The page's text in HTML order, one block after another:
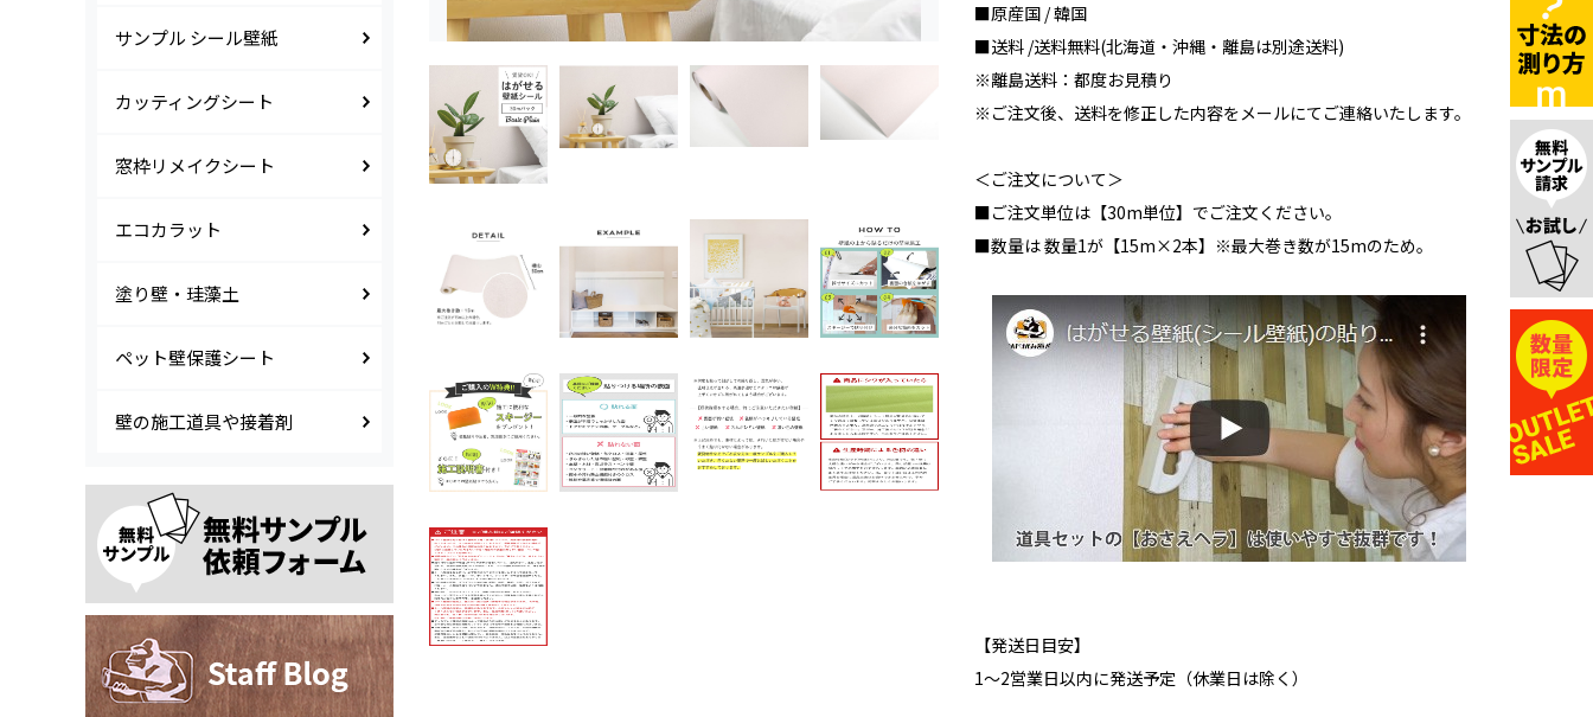
サンプル シール壁紙
カッティングシート
窓枠リメイクシート
エコカラット
塗り壁・珪藻土
ペット壁保護シート
壁の施工道具や接着剤
■原産国 / 韓国
■送料 /送料無料(北海道・沖縄・離島は別途送料)
※離島送料：都度お見積り
※ご注文後、送料を修正した内容をメールにてご連絡いたします。
＜ご注文について＞
■ご注文単位は【30m単位】でご注文ください。
■数量は 数量1が【15m×2本】※最大巻き数が15mのため。
【発送日目安】
1～2営業日以内に発送予定（休業日は除く）